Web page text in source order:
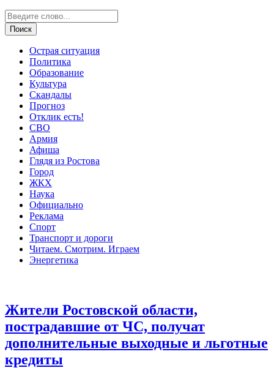
Острая ситуация
Политика
Образование
Культура
Скандалы
Прогноз
Отклик есть!
СВО
Армия
Афиша
Глядя из Ростова
Город
ЖКХ
Наука
Официально
Реклама
Спорт
Транспорт и дороги
Читаем. Смотрим. Играем
Энергетика
Жители Ростовской области,
пострадавшие от ЧС, получат
дополнительные выходные и льготные
кредиты